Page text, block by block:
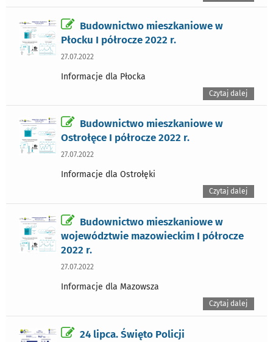
Budownictwo mieszkaniowe w
Płocku I półrocze 2022 r.
27.07.2022
Informacje dla Płocka
Czytaj dalej
Budownictwo mieszkaniowe w
Ostrołęce I półrocze 2022 r.
27.07.2022
Informacje dla Ostrołęki
Czytaj dalej
Budownictwo mieszkaniowe w
województwie mazowieckim I półrocze
2022 r.
27.07.2022
Informacje dla Mazowsza
Czytaj dalej
24 lipca. Święto Policji